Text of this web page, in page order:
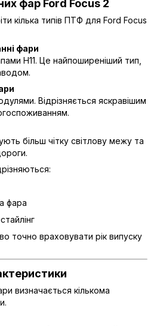
фар Ford Focus 2
кілька типів ПТФ для Ford Focus
фари
H11. Це найпоширеніший тип,
Відрізняється яскравішим
більш чітку світлову межу та
фара
точно враховувати рік випуску
визначається кількома